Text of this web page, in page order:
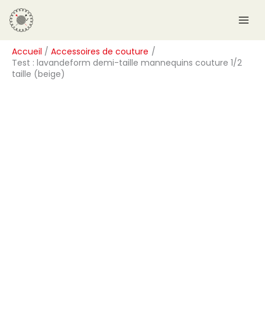
Aller
au
contenu
Accueil
Accessoires de couture
Test : lavandeform demi-taille mannequins couture 1/2
taille (beige)
R
e
c
h
e